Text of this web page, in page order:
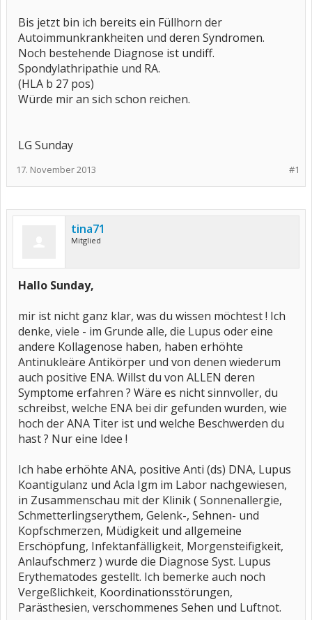
Bis jetzt bin ich bereits ein Füllhorn der
Autoimmunkrankheiten und deren Syndromen.
Noch bestehende Diagnose ist undiff.
Spondylathripathie und RA.
(HLA b 27 pos)
Würde mir an sich schon reichen.
LG Sunday
#1
17. November 2013
tina71
Mitglied
Hallo Sunday,
mir ist nicht ganz klar, was du wissen möchtest ! Ich
denke, viele - im Grunde alle, die Lupus oder eine
andere Kollagenose haben, haben erhöhte
Antinukleäre Antikörper und von denen wiederum
auch positive ENA. Willst du von ALLEN deren
Symptome erfahren ? Wäre es nicht sinnvoller, du
schreibst, welche ENA bei dir gefunden wurden, wie
hoch der ANA Titer ist und welche Beschwerden du
hast ? Nur eine Idee !
Ich habe erhöhte ANA, positive Anti (ds) DNA, Lupus
Koantigulanz und Acla Igm im Labor nachgewiesen,
in Zusammenschau mit der Klinik ( Sonnenallergie,
Schmetterlingserythem, Gelenk-, Sehnen- und
Kopfschmerzen, Müdigkeit und allgemeine
Erschöpfung, Infektanfälligkeit, Morgensteifigkeit,
Anlaufschmerz ) wurde die Diagnose Syst. Lupus
Erythematodes gestellt. Ich bemerke auch noch
Vergeßlichkeit, Koordinationsstörungen,
Parästhesien, verschommenes Sehen und Luftnot.